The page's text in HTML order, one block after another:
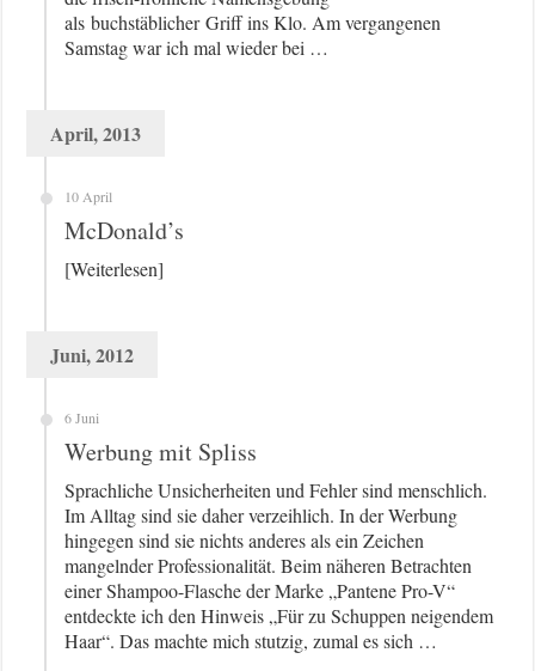
als buchstäblicher Griff ins Klo. Am vergangenen
Samstag war ich mal wieder bei …
April, 2013
10 April
McDonald’s
[Weiterlesen]
Juni, 2012
6 Juni
Werbung mit Spliss
Sprachliche Unsicherheiten und Fehler sind menschlich.
Im Alltag sind sie daher verzeihlich. In der Werbung
hingegen sind sie nichts anderes als ein Zeichen
mangelnder Professionalität. Beim näheren Betrachten
einer Shampoo-Flasche der Marke „Pantene Pro-V“
entdeckte ich den Hinweis „Für zu Schuppen neigendem
Haar“. Das machte mich stutzig, zumal es sich …